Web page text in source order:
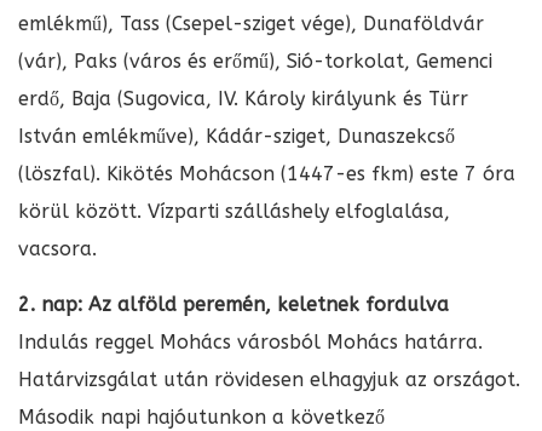
emlékmű), Tass (Csepel-sziget vége), Dunaföldvár
(vár), Paks (város és erőmű), Sió-torkolat, Gemenci
erdő, Baja (Sugovica, IV. Károly királyunk és Türr
István emlékműve), Kádár-sziget, Dunaszekcső
(löszfal). Kikötés Mohácson (1447-es fkm) este 7 óra
körül között. Vízparti szálláshely elfoglalása,
vacsora.
2. nap: Az alföld peremén, keletnek fordulva
Indulás reggel Mohács városból Mohács határra.
Határvizsgálat után rövidesen elhagyjuk az országot.
Második napi hajóutunkon a következő